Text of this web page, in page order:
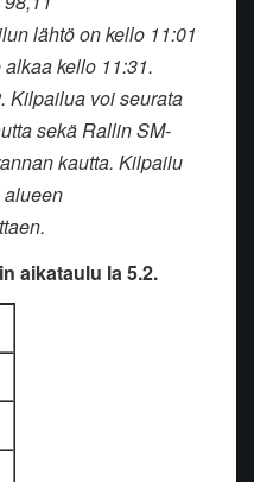
lähtö on kello 11:01
kello 11:31.
Kilpailua voi seurata
sekä Rallin SM-
kautta. Kilpailu
aikataulu la 5.2.